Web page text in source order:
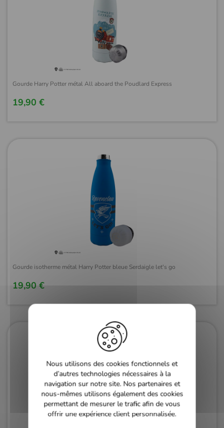
Gourde Harry Potter métal All aboard the Poudlard Express
19,90 €
Gourde isotherme métal Harry Potter bleue Serdaigle let's go
19,90 €
Nous utilisons des cookies fonctionnels et
d’autres technologies nécessaires à la
navigation sur notre site. Nos partenaires et
nous-mêmes utilisons également des cookies
permettant de mesurer le trafic afin de vous
offrir une expérience client personnalisée.